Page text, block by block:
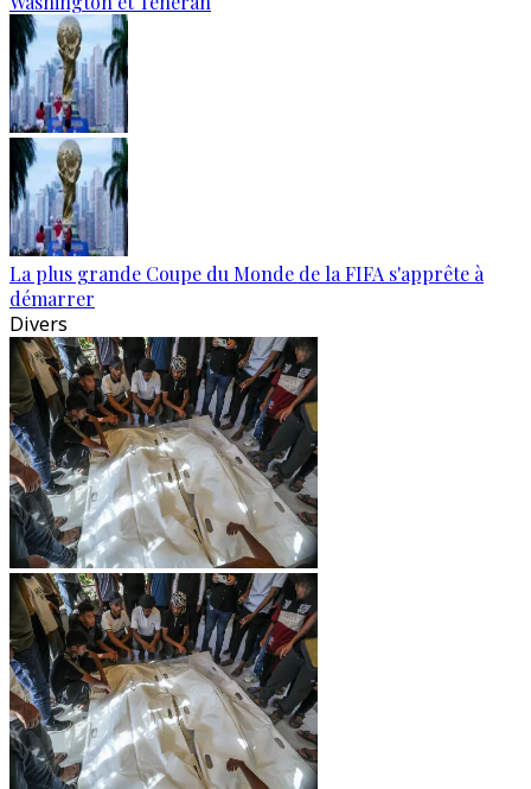
La plus grande Coupe du Monde de la FIFA s'apprête à
démarrer
Divers